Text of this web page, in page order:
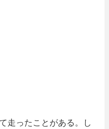
走ったことがある。し